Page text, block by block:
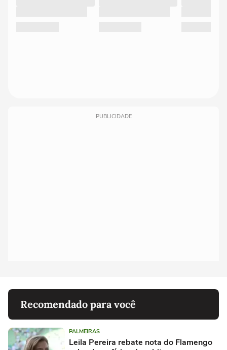
PUBLICIDADE
Recomendado para você
PALMEIRAS
Leila Pereira rebate nota do Flamengo